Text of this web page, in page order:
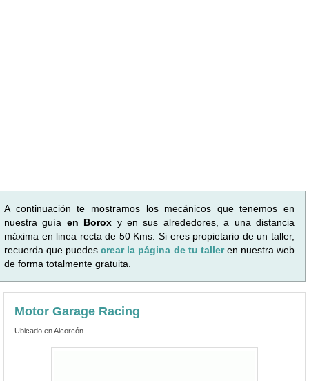
A continuación te mostramos los mecánicos que tenemos en
nuestra guía en Borox y en sus alrededores, a una distancia
máxima en linea recta de 50 Kms. Si eres propietario de un taller,
recuerda que puedescrear la página de tu talleren nuestra web
de forma totalmente gratuita.
Motor Garage Racing
Ubicado en Alcorcón